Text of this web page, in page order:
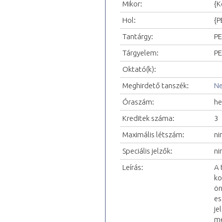
Mikor:
Hol:
Tantárgy:
Tárgyelem:
Oktató(k):
Meghirdető tanszék:
Óraszám:
Kreditek száma:
3
Maximális létszám:
Speciális jelzők:
Leírás:
A